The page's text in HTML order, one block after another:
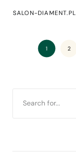
SALON-DIAMENT.PL
1 2